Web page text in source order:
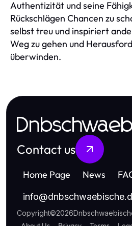
Authentizität und seine
Rückschlägen Chancen zu
selbst treu und inspiriert
Weg zu gehen und
überwinden.
Contact us
Home Page News
info@
Copyright©2026